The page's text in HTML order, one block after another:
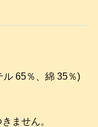
65％、綿 35％)
ません。